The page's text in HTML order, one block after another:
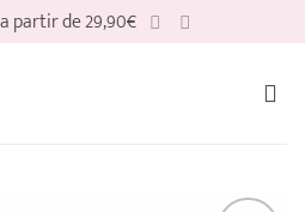
partir de 29,90€